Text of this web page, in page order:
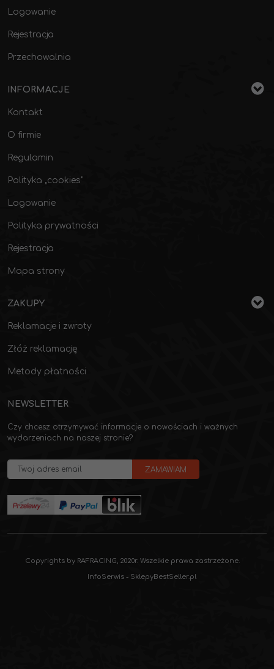
Logowanie
Rejestracja
Przechowalnia
INFORMACJE
Kontakt
O firmie
Regulamin
Polityka „cookies”
Logowanie
Polityka prywatności
Rejestracja
Mapa strony
ZAKUPY
Reklamacje i zwroty
Złóż reklamację
Metody płatności
NEWSLETTER
Czy chcesz otrzymywać informacje o nowościach i ważnych
wydarzeniach na naszej stronie?
Copyrights by RAFRACING, 2020r. Wszelkie prawa zastrzeżone.
InfoSerwis - SklepyBestSeller.pl